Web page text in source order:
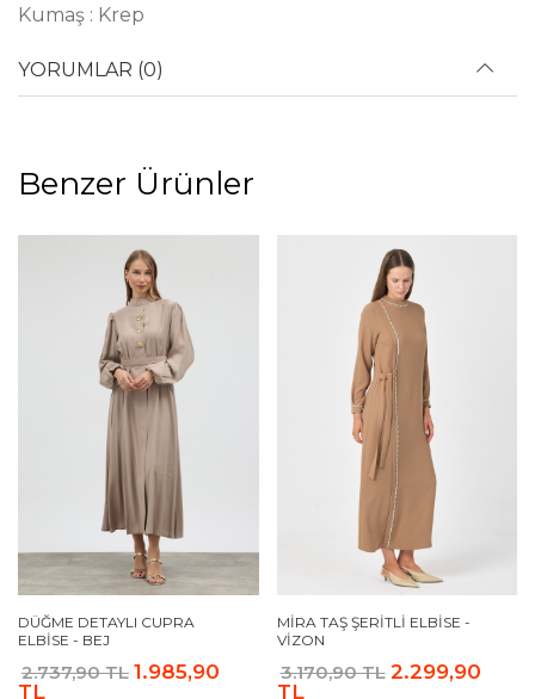
Kumaş : Krep
YORUMLAR (0)
Benzer Ürünler
DÜĞME DETAYLI CUPRA
ELBISE - BEJ
2.737,90 TL 1.985,90
TL
MIRA TAŞ ŞERITLI ELBISE -
VIZON
3.170,90 TL 2.299,90
TL